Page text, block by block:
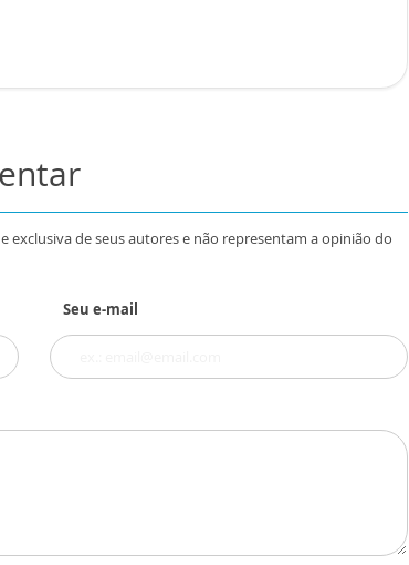
exclusiva de seus autores e não representam a opinião do
Seu e-mail